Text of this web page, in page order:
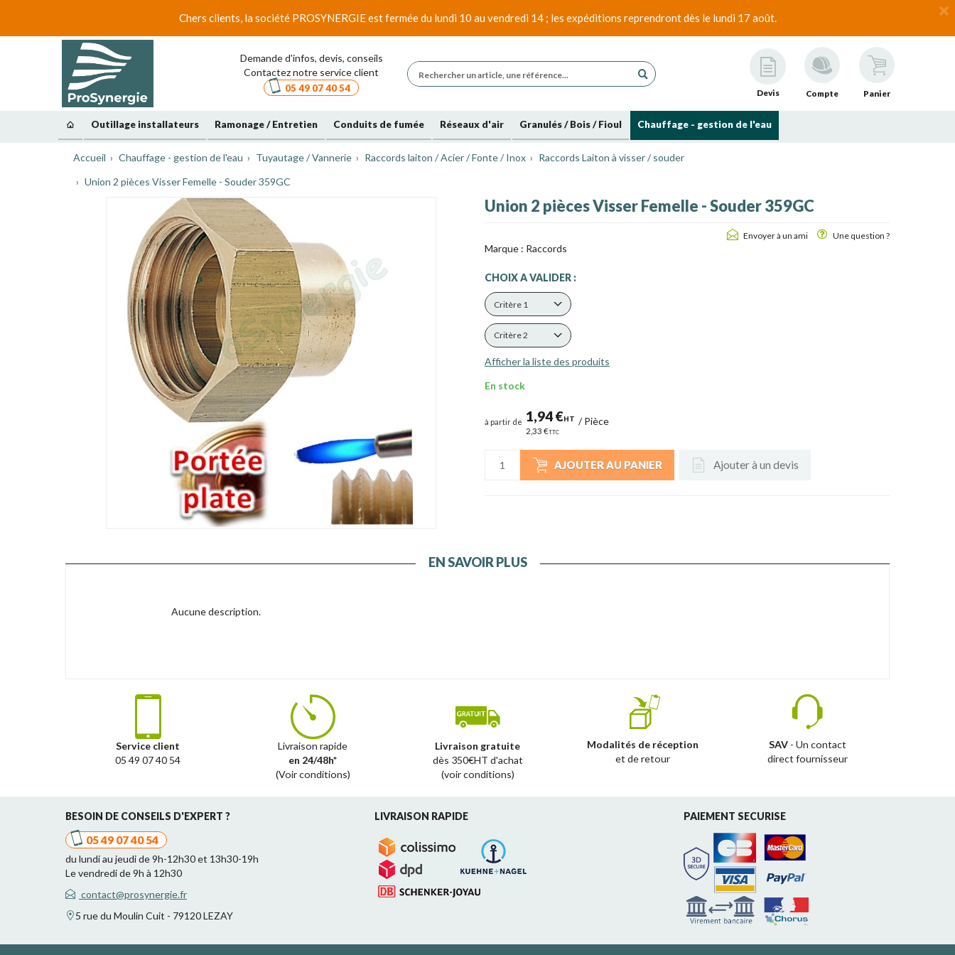
Chers clients, la société PROSYNERGIE est fermée du lundi 10 au vendredi 14 ; les expéditions reprendront dès le lundi 17 août.
Demande d'infos, devis, conseils
Contactez notre service client
05 49 07 40 54 Devis Compte Panier
Outillage installateurs Ramonage / Entretien Conduits de fumée Réseaux d'air Granulés / Bois / Fioul Chauffage - gestion de l'eau
Accueil Chauffage - gestion de l'eau Tuyautage / Vannerie Raccords laiton / Acier / Fonte / Inox
Raccords Laiton à visser / souder
Union 2 pièces Visser Femelle - Souder 359GC
Union 2 pièces Visser Femelle - Souder 359GC
Envoyer à un ami Une question ?
Marque : Raccords
CHOIX A VALIDER :
Critère 1
Critère 2
Afficher la liste des produits
En stock
à partir de 1,94 €HT
2,33 €TTC
/Pièce
AJOUTER AU PANIER Ajouter à un devis
EN SAVOIR PLUS
Aucune description.
Service client
05 49 07 40 54
Livraison rapide
en 24/48h*
(Voir conditions)
Livraison gratuite
dès 350€HT d'achat
(voir conditions)
Modalités de réception
et de retour
SAV- Un contact
direct fournisseur
BESOIN DE CONSEILS D'EXPERT ?
05 49 07 40 54
du lundi au jeudi de 9h-12h30 et 13h30-19h
Le vendredi de 9h à 12h30
contact@prosynergie.fr
5 rue du Moulin Cuit - 79120 LEZAY
LIVRAISON RAPIDE PAIEMENT SECURISE